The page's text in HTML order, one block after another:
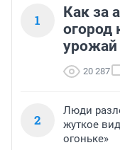
1
Как за
огород
урожай
20 287
2
Люди
жуткое
огоньке»